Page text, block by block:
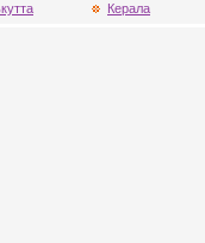
Керала